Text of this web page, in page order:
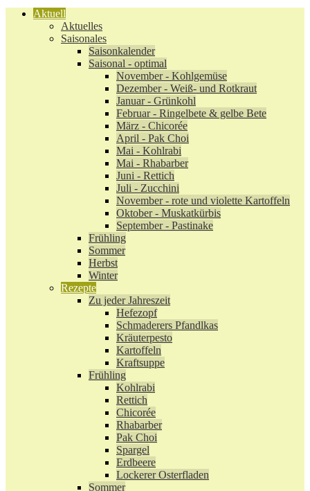
Aktuell
Aktuelles
Saisonales
Saisonkalender
Saisonal - optimal
November - Kohlgemüse
Dezember - Weiß- und Rotkraut
Januar - Grünkohl
Februar - Ringelbete & gelbe Bete
März - Chicorée
April - Pak Choi
Mai - Kohlrabi
Mai - Rhabarber
Juni - Rettich
Juli - Zucchini
November - rote und violette Kartoffeln
Oktober - Muskatkürbis
September - Pastinake
Frühling
Sommer
Herbst
Winter
Rezepte
Zu jeder Jahreszeit
Hefezopf
Schmaderers Pfandlkas
Kräuterpesto
Kartoffeln
Kraftsuppe
Frühling
Kohlrabi
Rettich
Chicorée
Rhabarber
Pak Choi
Spargel
Erdbeere
Lockerer Osterfladen
Sommer